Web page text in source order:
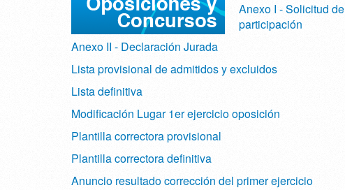
Anexo I - Solicitud de
participación
Anexo II - Declaración Jurada
Lista provisional de admitidos y excluidos
Lista definitiva
Modificación Lugar 1er ejercicio oposición
Plantilla correctora provisional
Plantilla correctora definitiva
Anuncio resultado corrección del primer ejercicio